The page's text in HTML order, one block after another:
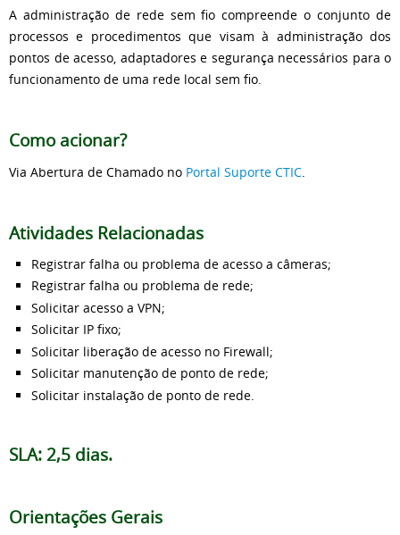
A administração de rede sem fio compreende o conjunto de
processos e procedimentos que visam à administração dos
pontos de acesso, adaptadores e segurança necessários para o
funcionamento de uma rede local sem fio.
Como acionar?
Via Abertura de Chamado no Portal Suporte CTIC
Atividades Relacionadas
Registrar falha ou problema de acesso a câmeras;
Registrar falha ou problema de rede;
Solicitar acesso a VPN;
Solicitar IP fixo;
Solicitar liberação de acesso no Firewall;
Solicitar manutenção de ponto de rede;
Solicitar instalação de ponto de rede.
SLA: 2,5 dias.
Orientações Gerais